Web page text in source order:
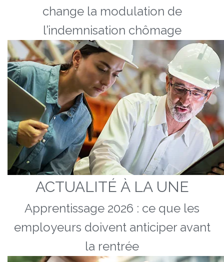
change la modulation de
l’indemnisation chômage
ACTUALITÉ À LA UNE
Apprentissage 2026 : ce que les
employeurs doivent anticiper avant
la rentrée